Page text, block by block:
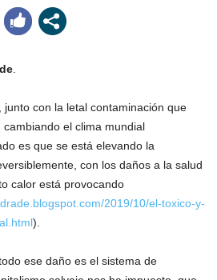
con la letal contaminación que
el clima mundial
es que se está elevando la
con los daños a la salud
calor está provocando
2019/10/el-toxico-y-
).
ese daño es el sistema de